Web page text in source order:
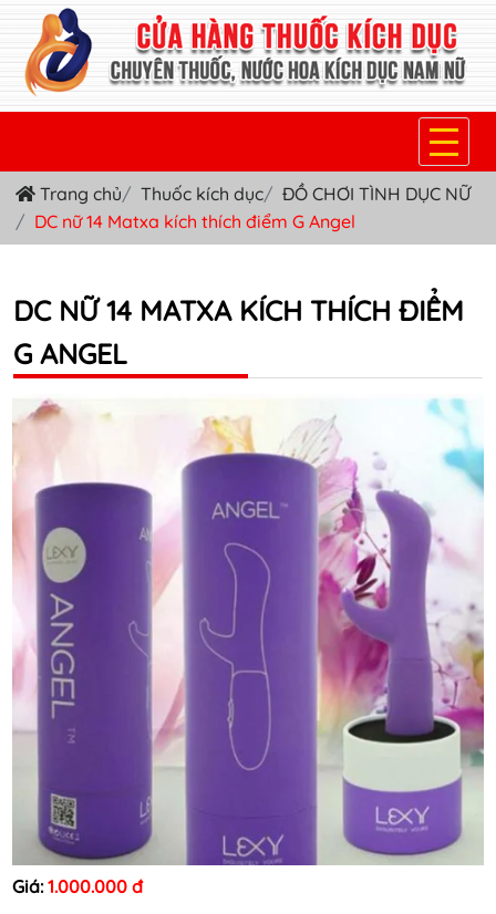
TRANG CHỦ
THUỐC KÍCH DỤC NỮ
THUỐC NƯỚC KÍCH DỤC NAM
THUỐC VIÊN KÍCH DỤC NAM
SẢN PHẨM KHÁC
Trang chủ Thuốc kích dục
ĐỒ CHƠI TÌNH DỤC NỮ
DC nữ 14 Matxa kích thích điểm G Angel
DC NỮ 14 MATXA KÍCH THÍCH ĐIỂM
G ANGEL
Giá: 1.000.000 đ